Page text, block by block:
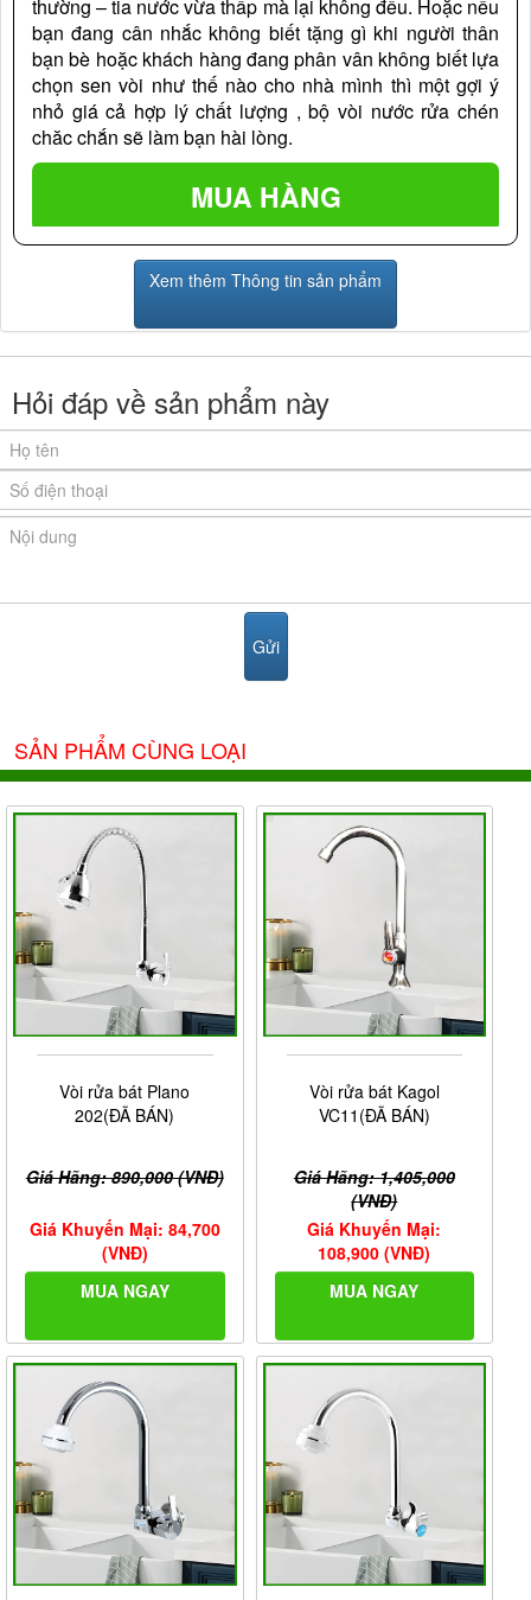
thường – tia nước vừa thấp mà lại không đều. Hoặc nếu
bạn đang cân nhắc không biết tặng gì khi người thân
bạn bè hoặc khách hàng đang phân vân không biết lựa
chọn sen vòi như thế nào cho nhà mình thì một gợi ý
nhỏ giá cả hợp lý chất lượng , bộ vòi nước rửa chén
chăc chắn sẽ làm bạn hài lòng.
Xem thêm Thông tin sản phẩm
Hỏi đáp về sản phẩm này
SẢN PHẨM CÙNG LOẠI
Vòi rửa bát Plano
202(ĐÃ BÁN)
Giá Hãng: 890,000 (VNĐ)
Giá Khuyến Mại: 84,700
(VNĐ)
MUA NGAY
Vòi rửa bát Kagol
VC11(ĐÃ BÁN)
Giá Hãng: 1,405,000
(VNĐ)
Giá Khuyến Mại:
108,900 (VNĐ)
MUA NGAY